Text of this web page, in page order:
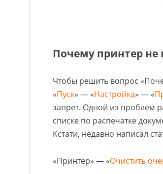
Почему принтер не
Чтобы решить вопрос
«Пуск» — «Настройка» — «
запрет. Одной из проблем
списке по распечатке
Кстати, недавно написал
«Принтер» — «Очистить